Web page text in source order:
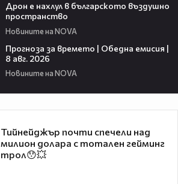
Дрон е нахлул в българското въздушно
пространство
Новините на NOVA
Прогноза за времето | Обедна емисия |
8 авг. 2026
Новините на NOVA
Тийнейджър почти спечели над
милион долара с тотален гейминг
трол😯💥